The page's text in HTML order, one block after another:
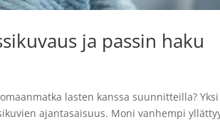
ja passin haku
lasten kanssa suunnitteilla? Yksi
ajantasaisuus. Moni vanhempi